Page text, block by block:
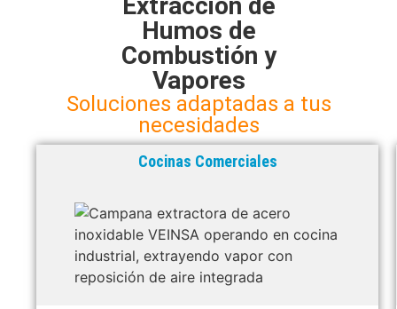
Humos de
Combustión y
Vapores
Soluciones adaptadas a tus
necesidades
Cocinas Comerciales